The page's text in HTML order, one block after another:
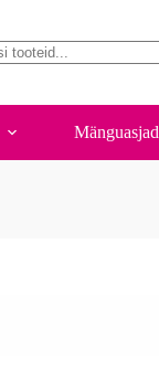
Mänguasjad